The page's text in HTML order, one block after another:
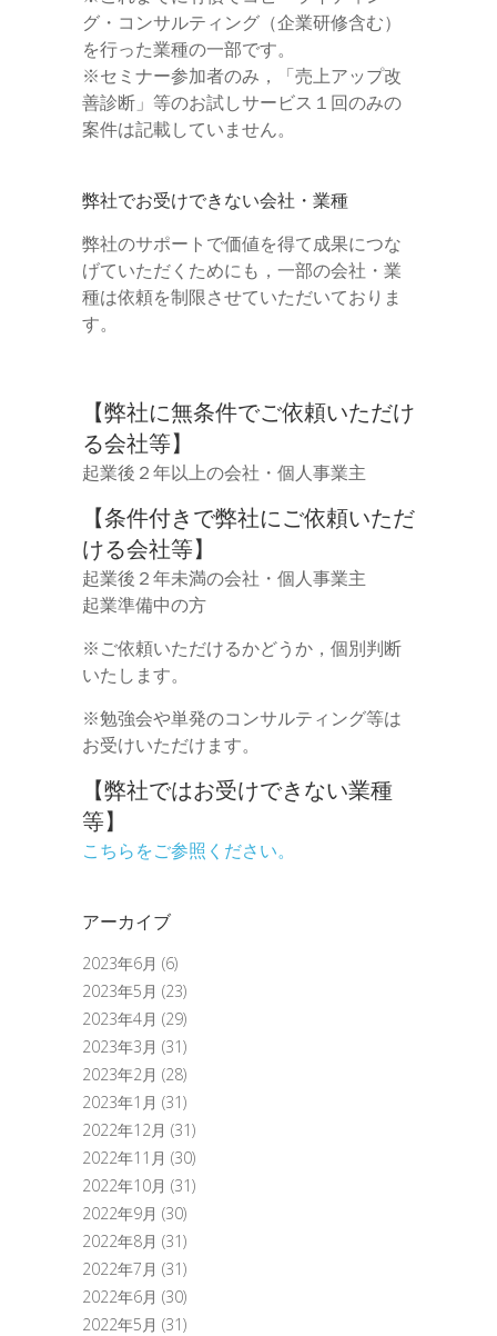
グ・コンサルティング（企業研修含む）
を行った業種の一部です。
※セミナー参加者のみ，「売上アップ改
善診断」等のお試しサービス１回のみの
案件は記載していません。
弊社でお受けできない会社・業種
弊社のサポートで価値を得て成果につな
げていただくためにも，一部の会社・業
種は依頼を制限させていただいておりま
す。
【弊社に無条件でご依頼いただけ
る会社等】
起業後２年以上の会社・個人事業主
【条件付きで弊社にご依頼いただ
ける会社等】
起業後２年未満の会社・個人事業主
起業準備中の方
※ご依頼いただけるかどうか，個別判断
いたします。
※勉強会や単発のコンサルティング等は
お受けいただけます。
【弊社ではお受けできない業種
等】
こちらをご参照ください。
アーカイブ
2023年6月 (6)
2023年5月 (23)
2023年4月 (29)
2023年3月 (31)
2023年2月 (28)
2023年1月 (31)
2022年12月 (31)
2022年11月 (30)
2022年10月 (31)
2022年9月 (30)
2022年8月 (31)
2022年7月 (31)
2022年6月 (30)
2022年5月 (31)